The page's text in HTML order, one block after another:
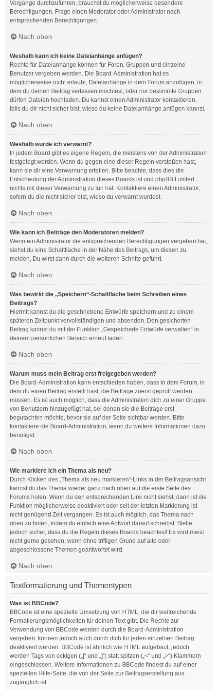
Vorgänge durchzuführen, brauchst du möglicherweise besondere
Berechtigungen. Frage einen Moderator oder Administrator nach
entsprechenden Berechtigungen.
Nach oben
Weshalb kann ich keine Dateianhänge anfügen?
Rechte für Dateianhänge können für Foren, Gruppen und einzelne
Benutzer vergeben werden. Die Board-Administration hat es
möglicherweise nicht erlaubt, Dateianhänge in dem Forum anzufügen, in
dem du deinen Beitrag verfassen möchtest, oder nur bestimmte Gruppen
dürfen Dateien hochladen. Du kannst einen Administrator kontaktieren,
falls du dir nicht sicher bist, wieso du keine Dateianhänge anfügen kannst.
Nach oben
Weshalb wurde ich verwarnt?
In jedem Board gibt es eigene Regeln, die meistens von der Administration
festgelegt werden. Wenn du gegen eine dieser Regeln verstoßen hast,
kann sie dir eine Verwarnung erteilen. Bitte beachte, dass dies die
Entscheidung der Administration dieses Boards ist und phpBB Limited
nichts mit dieser Verwarnung zu tun hat. Kontaktiere einen Administrator,
sofern du die nicht sicher bist, wieso du verwarnt wurdest.
Nach oben
Wie kann ich Beiträge den Moderatoren melden?
Wenn ein Administrator die entsprechenden Berechtigungen vergeben hat,
siehst du eine Schaltfläche in der Nähe des Beitrags, um diesen zu
melden. Du wirst dann durch die weiteren Schritte geführt.
Nach oben
Was bewirkt die „Speichern“-Schaltfläche beim Schreiben eines
Beitrags?
Hiermit kannst du die geschriebene Entwürfe speichern und zu einem
späteren Zeitpunkt vervollständigen und absenden. Den gesicherten
Beitrag kannst du mit der Funktion „Gespeicherte Entwürfe verwalten“ in
deinem persönlichen Bereich erneut laden.
Nach oben
Warum muss mein Beitrag erst freigegeben werden?
Die Board-Administration kann entschieden haben, dass in dem Forum, in
dem du einen Beitrag erstellt hast, die Beiträge zuerst geprüft werden
müssen. Es ist auch möglich, dass die Administration dich zu einer Gruppe
von Benutzern hinzugefügt hat, bei denen sie die Beiträge erst
begutachten möchte, bevor sie auf der Seite sichtbar werden. Bitte
kontaktiere die Board-Administration, wenn du weitere Informationen dazu
benötigst.
Nach oben
Wie markiere ich ein Thema als neu?
Durch Klicken des „Thema als neu markieren“-Links in der Beitragsansicht
kannst du das Thema wieder ganz nach oben auf die erste Seite des
Forums holen. Wenn du den entsprechenden Link nicht siehst, dann ist die
Funktion möglicherweise deaktiviert oder seit der letzten Markierung ist
nicht genügend Zeit vergangen. Es ist auch möglich, das Thema nach
oben zu holen, indem du einfach eine Antwort darauf schreibst. Stelle
jedoch sicher, dass du die Regeln dieses Boards beachtest! Es wird meist
nicht gerne gesehen, wenn ohne triftigen Grund auf alte oder
abgeschlossene Themen geantwortet wird.
Nach oben
Textformatierung und Thementypen
Was ist BBCode?
BBCode ist eine spezielle Umsetzung von HTML, die dir weitreichende
Formatierungsmöglichkeiten für deinen Text gibt. Die Rechte zur
Verwendung von BBCode werden durch die Board-Administration
vergeben, können jedoch auch durch dich für jeden einzelnen Beitrag
deaktiviert werden. BBCode ist ähnlich wie HTML aufgebaut, jedoch
werden Tags von eckigen („[“ und „]“) statt spitzen („<“ und „>“) Klammern
eingeschlossen. Weitere Informationen zu BBCode findest du auf einer
speziellen Hilfe-Seite, die von der Seite zur Beitragserstellung aus
zugänglich ist.